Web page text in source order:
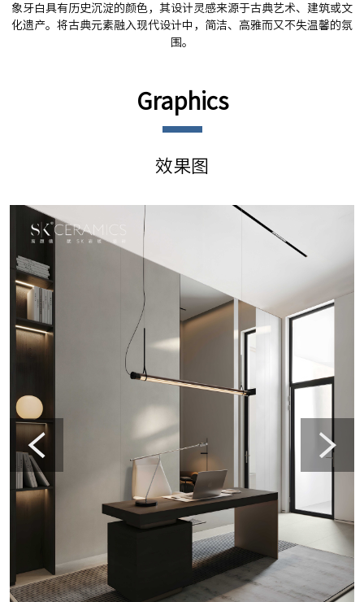
象牙白具有历史沉淀的颜色，其设计灵感来源于古典艺术、建筑或文
化遗产。将古典元素融入现代设计中，简洁、高雅而又不失温馨的氛
围。
Graphics
效果图